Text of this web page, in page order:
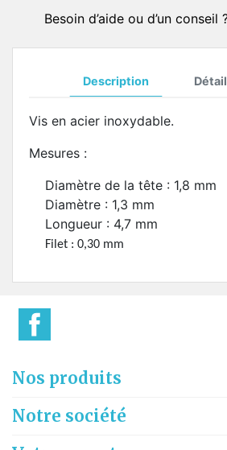
Besoin d’aide ou d’un
Description
Vis en acier inoxydable.
Mesures :
Diamètre de la tête : 1,8 mm
Diamètre : 1,3 mm
Longueur : 4,7 mm
Filet : 0,30 mm
Nos produits
Notre société